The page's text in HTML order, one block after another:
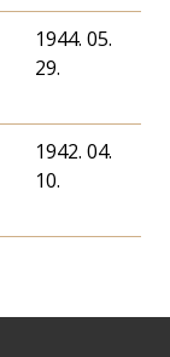
1944. 05.
29.
1942. 04.
10.